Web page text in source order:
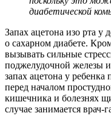
диабетической
Запах ацетона изо рта у
о сахарном диабете.
вызывать сильные
поджелудочной железы
запах ацетона у ребенка
перед началом
кишечника и болезнях
случае занимается врач-